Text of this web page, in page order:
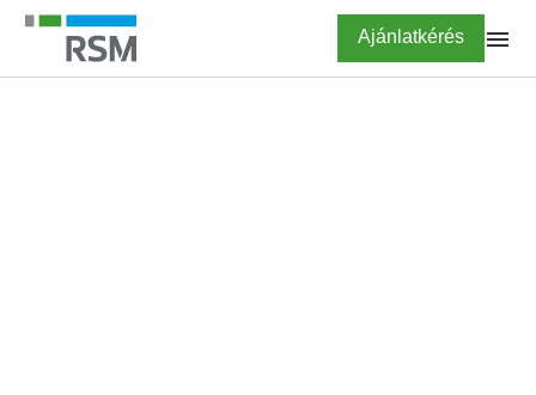
Ugrás
tartalomra
Highlighted
Ajánlatkérés